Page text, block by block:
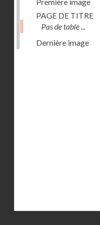
PAGE DE TITRE
Pas de table ...
Dernière image